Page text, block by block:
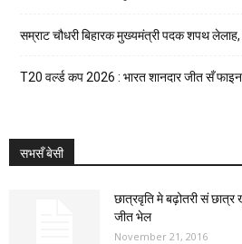
सम्राट चौधरी बिहारक मुख्यमंत्री पदक शपथ
T20 वर्ल्ड कप 2026 : भारत शानदार जीत सँ
सभसँ बेसी
छात्रवृति मे बढ़ोतरी सं
जीत भेल
November 21, 2016